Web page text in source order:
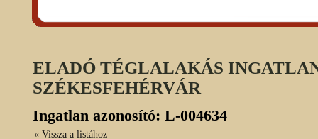
ELADÓ TÉGLALAKÁS
SZÉKESFEHÉRVÁR
Ingatlan azonosító: L-004634
« Vissza a listához